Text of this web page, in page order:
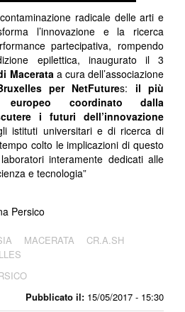
Pubblicato il: 15/05/2017 - 15:30
contaminazione radicale delle arti e
l’innovazione e la ricerca
partecipativa, rompendo
epilettica, inaugurato il 3
Macerata a cura dell’associazione
per NetFutures: il più
europeo coordinato dalla
i futuri dell’innovazione
istituti universitari e di ricerca di
colto le implicazioni di questo
interamente dedicati alle
e tecnologia”
Persico
MACERATA
CR.A.SH